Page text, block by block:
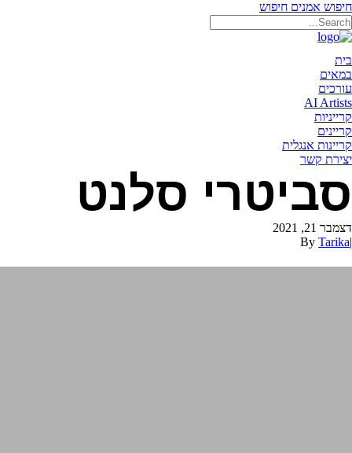
חיפוש אמנים חיפוש
בית
במאים
עורכים
AI Artists
קרייניות
קריינים
קריינות אנגלית
יצירת קשר
סביטרי סלנט
דצמבר 21, 2021
|
By Tarika